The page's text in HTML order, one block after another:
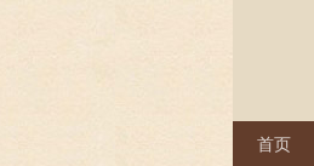
首页